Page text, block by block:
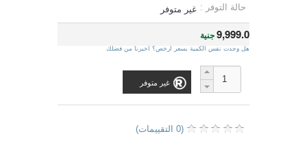
حالة التوفر : غير متوفر
9,999.0جنية
هل وجدت نفس الكمية بسعر ارخص؟ اخبرنا من فضلك
غير متوفر
(0 التقييمات)